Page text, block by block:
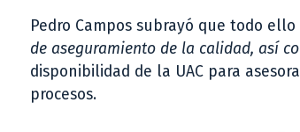
Pedro Campos subrayó que todo ello
de aseguramiento de la calidad, así
disponibilidad de la UAC para
procesos.